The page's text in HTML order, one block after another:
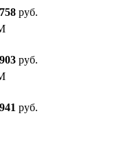
758 руб.
903 руб.
941 руб.